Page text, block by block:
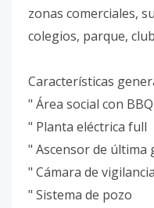
zonas comerciales,
colegios, parque, club
Características
" Área social con
" Planta eléctrica full
" Ascensor de última
" Cámara de
" Sistema de pozo